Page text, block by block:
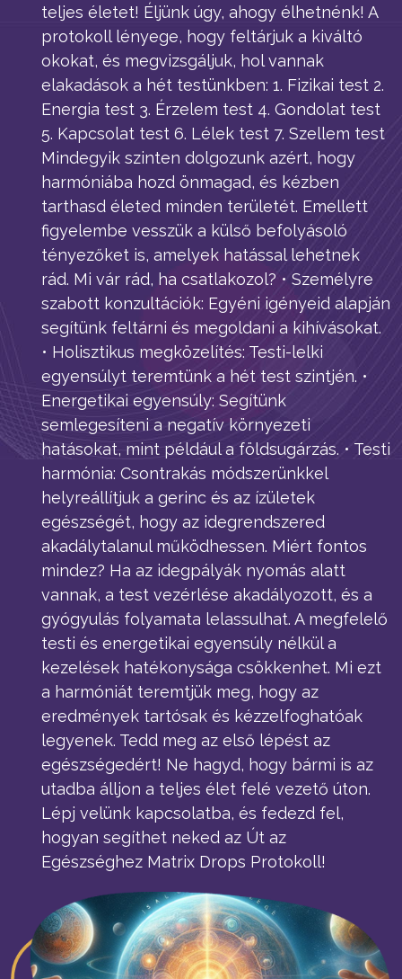
teljes életet! Éljünk úgy, ahogy élhetnénk! A
protokoll lényege, hogy feltárjuk a kiváltó
okokat, és megvizsgáljuk, hol vannak
elakadások a hét testünkben: 1. Fizikai test 2.
Energia test 3. Érzelem test 4. Gondolat test
5. Kapcsolat test 6. Lélek test 7. Szellem test
Mindegyik szinten dolgozunk azért, hogy
harmóniába hozd önmagad, és kézben
tarthasd életed minden területét. Emellett
figyelembe vesszük a külső befolyásoló
tényezőket is, amelyek hatással lehetnek
rád. Mi vár rád, ha csatlakozol? • Személyre
szabott konzultációk: Egyéni igényeid alapján
segítünk feltárni és megoldani a kihívásokat.
• Holisztikus megközelítés: Testi-lelki
egyensúlyt teremtünk a hét test szintjén. •
Energetikai egyensúly: Segítünk
semlegesíteni a negatív környezeti
hatásokat, mint például a földsugárzás. • Testi
harmónia: Csontrakás módszerünkkel
helyreállítjuk a gerinc és az ízületek
egészségét, hogy az idegrendszered
akadálytalanul működhessen. Miért fontos
mindez? Ha az idegpályák nyomás alatt
vannak, a test vezérlése akadályozott, és a
gyógyulás folyamata lelassulhat. A megfelelő
testi és energetikai egyensúly nélkül a
kezelések hatékonysága csökkenhet. Mi ezt
a harmóniát teremtjük meg, hogy az
eredmények tartósak és kézzelfoghatóak
legyenek. Tedd meg az első lépést az
egészségedért! Ne hagyd, hogy bármi is az
utadba álljon a teljes élet felé vezető úton.
Lépj velünk kapcsolatba, és fedezd fel,
hogyan segíthet neked az Út az
Egészséghez Matrix Drops Protokoll!